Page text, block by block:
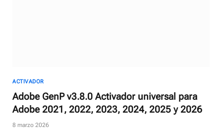
ACTIVADOR
Adobe GenP v3.8.0 Activador universal para
Adobe 2021, 2022, 2023, 2024, 2025 y 2026
8 marzo 2026